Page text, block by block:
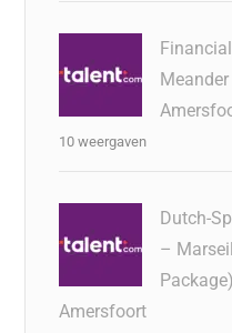
10 weergaven
Dutch-
–
Amersfoort